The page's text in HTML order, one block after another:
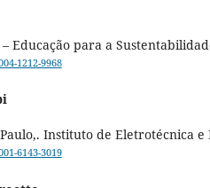
Educação para a
1212-9968
Instituto de Eletrotécnica e
6143-3019